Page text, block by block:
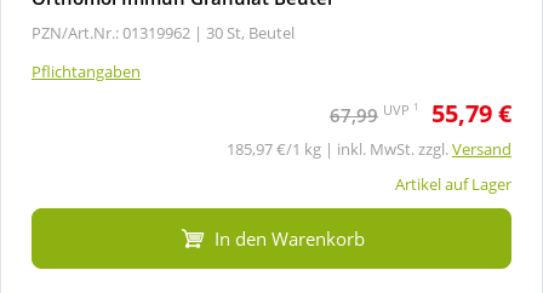
PZN/Art.Nr.: 01319962 | 30 St, Beutel
Pflichtangaben
67,99 UVP 1 55,79 €
185,97 €/1 kg | inkl. MwSt. zzgl.Versand
Artikel auf Lager
In den Warenkorb